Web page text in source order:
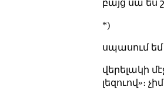
բայց սա ես
*)
սպասում եմ
վերելակի
լեզուով»։